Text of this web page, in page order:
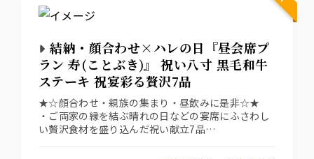
結納・顔合わせ×ハレの日『昼会席プ
ラン 寿(ことぶき)』 祝い八寸 黒毛和牛
ステーキ 祝宴彩る贅沢7品
★☆顔合わせ・親族の集まり・昼飲みに是非☆★
・ご両家の縁を結ぶ晴れの日などの宴席にふさわし
い贅沢食材を盛り込んだ祝い献立7品